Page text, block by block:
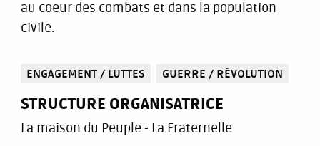
au coeur des combats et dans la population
civile.
ENGAGEMENT / LUTTES GUERRE / RÉVOLUTION
STRUCTURE ORGANISATRICE
La maison du Peuple - La Fraternelle